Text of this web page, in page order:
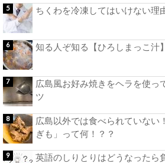
ちくわを冷凍してはいけない理
知る人ぞ知る【ひろしまっこ汁】
広島風お好み焼きをヘラを使っ
ツ
広島以外では食べられていない
ぎも」って何！？？
英語のしりとりはどうなったら